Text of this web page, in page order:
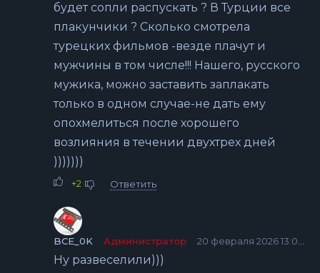
будет сопли распускать ? В Турции все
плакунчики ? Сколько смотрела
турецких фильмов -везде плачут и
мужчины в том числе!!! Нашего, русского
мужика, можно заставить заплакать
только в одном случае-не дать ему
опохмелиться после хорошего
возлияния в течении двухтрех дней
)))))))
+2 Ответить
BCE_0K Администратор 20 февраля 2026 13:04
Ну развеселили)))